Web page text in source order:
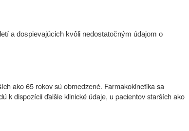
a dospievajúcich kvôli nedostatočným údajom o
ako 65 rokov sú obmedzené. Farmakokinetika sa
k dispozícii ďalšie klinické údaje, u pacientov starších ako